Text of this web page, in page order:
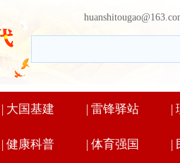
| 大国基建 | 雷锋驿站 |
| 健康科普 | 体育强国 |